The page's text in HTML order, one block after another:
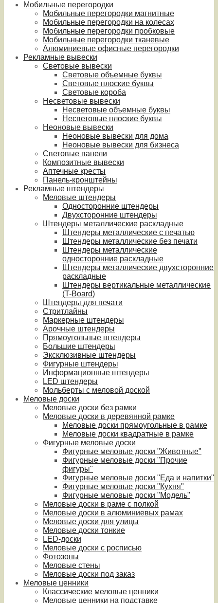
Мобильные перегородки
Мобильные перегородки магнитные
Мобильные перегородки на колесах
Мобильные перегородки пробковые
Мобильные перегородки тканевые
Алюминиевые офисные перегородки
Рекламные вывески
Световые вывески
Световые объемные буквы
Световые плоские буквы
Световые короба
Несветовые вывески
Несветовые объемные буквы
Несветовые плоские буквы
Неоновые вывески
Неоновые вывески для дома
Неоновые вывески для бизнеса
Световые панели
Композитные вывески
Аптечные кресты
Панель-кронштейны
Рекламные штендеры
Меловые штендеры
Односторонние штендеры
Двухсторонние штендеры
Штендеры металлические раскладные
Штендеры металлические с печатью
Штендеры металлические без печати
Штендеры металлические
односторонние раскладные
Штендеры металлические двухсторонние
раскладные
Штендеры вертикальные металлические
(T-Board)
Штендеры для печати
Стритлайны
Маркерные штендеры
Арочные штендеры
Прямоугольные штендеры
Большие штендеры
Эксклюзивные штендеры
Фигурные штендеры
Информационные штендеры
LED штендеры
Мольберты с меловой доской
Меловые доски
Меловые доски без рамки
Меловые доски в деревянной рамке
Меловые доски прямоугольные в рамке
Меловые доски квадратные в рамке
Фигурные меловые доски
Фигурные меловые доски "Животные"
Фигурные меловые доски "Прочие
фигуры"
Фигурные меловые доски "Еда и напитки"
Фигурные меловые доски "Кухня"
Фигурные меловые доски "Модель"
Меловые доски в раме с полкой
Меловые доски в алюминиевых рамах
Меловые доски для улицы
Меловые доски тонкие
LED-доски
Меловые доски с росписью
Фотозоны
Меловые стены
Меловые доски под заказ
Меловые ценники
Классические меловые ценники
Меловые ценники на подставке